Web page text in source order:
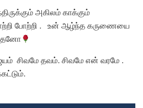
அகிலம் காக்கும்
போற்றி . உன் ஆழ்ந்த கருணையை
சிவமே தவம். சிவமே என் வரமே .